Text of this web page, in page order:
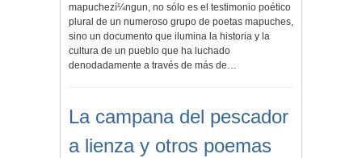
mapuchezí¼ngun, no sólo es el testimonio poético
plural de un numeroso grupo de poetas mapuches,
sino un documento que ilumina la historia y la
cultura de un pueblo que ha luchado
denodadamente a través de más de…
La campana del pescador
a lienza y otros poemas